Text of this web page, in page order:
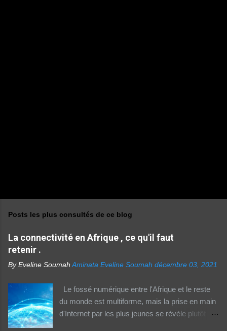
Posts les plus consultés de ce blog
La connectivité en Afrique , ce qu'il faut
retenir .
By Eveline Soumah Aminata Eveline Soumah décembre 03, 2021
Le fossé numérique entre l'Afrique et le reste
du monde est multiforme, mais la prise en main
d'Internet par les plus jeunes se révèle plutôt